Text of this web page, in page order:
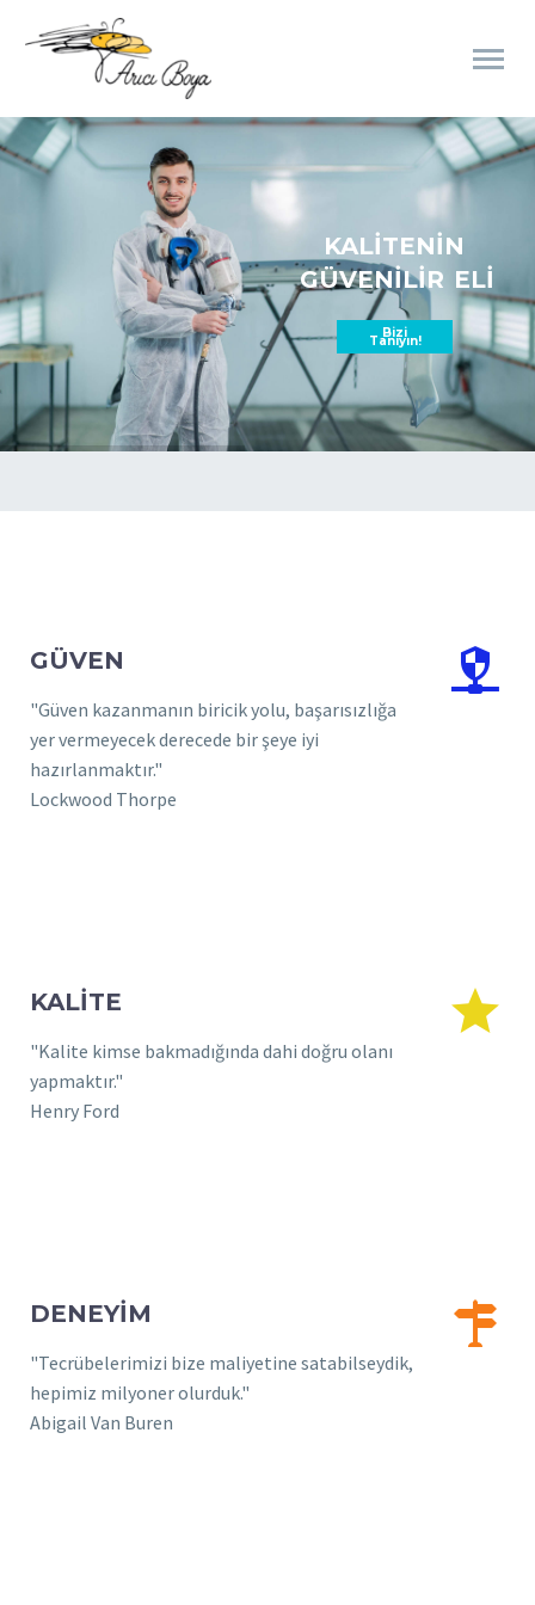
KALİTENİN
GÜVENİLİR
Bizi
Tanıyın!
ELİ
GÜVEN
"Güven kazanmanın biricik yolu, başarısızlığa
yer vermeyecek derecede bir şeye iyi
hazırlanmaktır."
Lockwood Thorpe


KALİTE
"Kalite kimse bakmadığında dahi doğru olanı
yapmaktır."
Henry Ford


DENEYİM
"Tecrübelerimizi bize maliyetine satabilseydik,
hepimiz milyoner olurduk."
Abigail Van Buren

